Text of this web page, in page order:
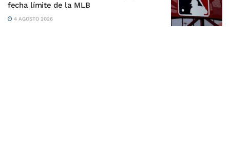
fecha límite de la MLB
4 AGOSTO 2026